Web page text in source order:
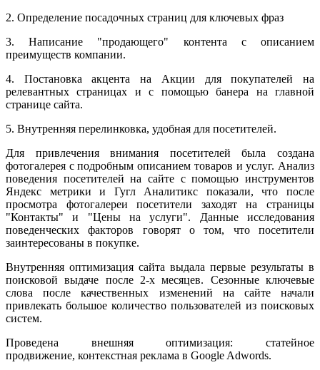
2. Определение посадочных страниц для ключевых фраз
3. Написание "продающего" контента с описанием
преимуществ компании.
4. Постановка акцента на Акции для покупателей на
релевантных страницах и с помощью банера на главной
странице сайта.
5. Внутренняя перелинковка, удобная для посетителей.
Для привлечения внимания посетителей была создана
фотогалерея с подробным описанием товаров и услуг. Анализ
поведения посетителей на сайте с помощью инструментов
Яндекс метрики и Гугл Аналитикс показали, что после
просмотра фотогалереи посетители заходят на страницы
"Контакты" и "Цены на услуги". Данные исследования
поведенческих факторов говорят о том, что посетители
заинтересованы в покупке.
Внутренняя оптимизация сайта выдала первые результаты в
поисковой выдаче после 2-х месяцев. Сезонные ключевые
слова после качественных изменений на сайте начали
привлекать большое количество пользователей из поисковых
систем.
Проведена внешняя оптимизация: статейное
продвижение, контекстная реклама в Google Adwords.